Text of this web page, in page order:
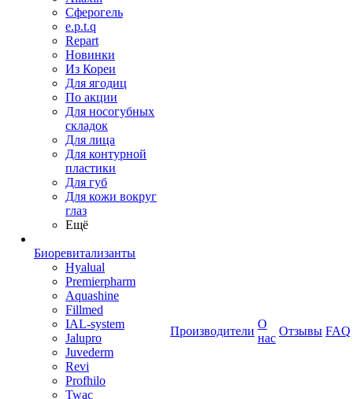
Сферогель
e.p.t.q
Repart
Новинки
Из Кореи
Для ягодиц
По акции
Для носогубных
складок
Для лица
Для контурной
пластики
Для губ
Для кожи вокруг
глаз
Ещё
Биоревитализанты
Hyalual
Premierpharm
Aquashine
Fillmed
IAL-system
Jalupro
Juvederm
Revi
Profhilo
Twac
Производители
О
нас
Отзывы FAQ